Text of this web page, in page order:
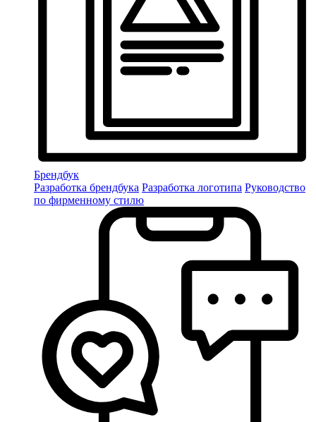
Брендбук
Разработка брендбука Разработка логотипа Руководство
по фирменному стилю